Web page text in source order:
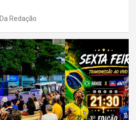
Da Redação